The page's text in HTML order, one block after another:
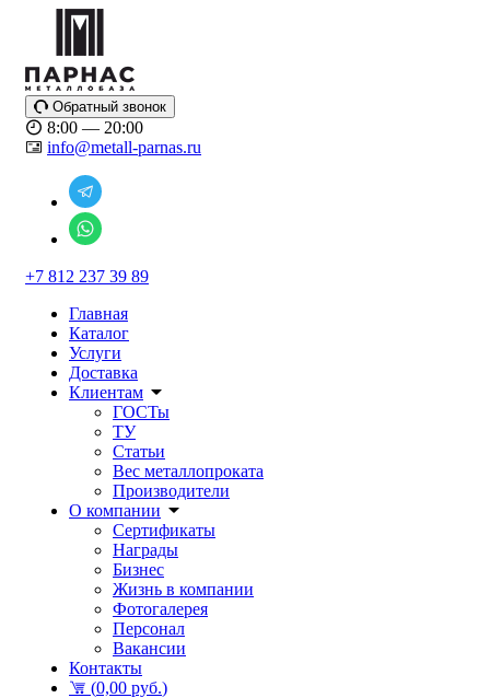
Обратный звонок
8:00 — 20:00
info@metall-parnas.ru
+7 812 237 39 89
Главная
Каталог
Услуги
Доставка
Клиентам
ГОСТы
ТУ
Статьи
Вес металлопроката
Производители
О компании
Сертификаты
Награды
Бизнес
Жизнь в компании
Фотогалерея
Персонал
Вакансии
Контакты
(0,00 руб.)